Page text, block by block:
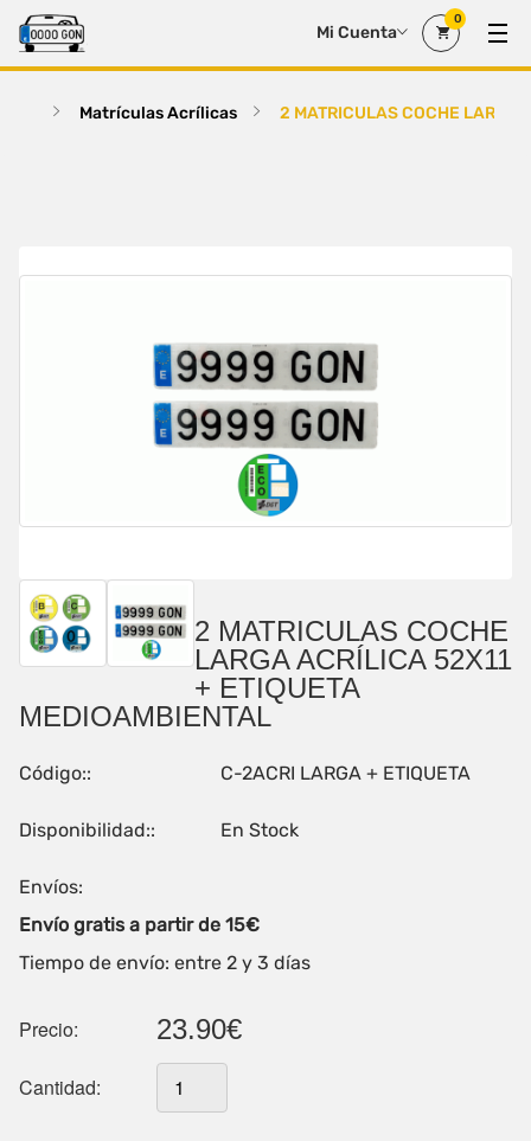
Mi Cuenta
0
Matrículas Acrílicas 2 MATRICULAS COCHE LARGA
2 MATRICULAS COCHE
LARGA ACRÍLICA 52X11
+ ETIQUETA
MEDIOAMBIENTAL
Código:: C-2ACRI LARGA + ETIQUETA
Disponibilidad:: En Stock
Envíos:
Envío gratis a partir de 15€
Tiempo de envío: entre 2 y 3 días
Precio: 23.90€
Cantidad: